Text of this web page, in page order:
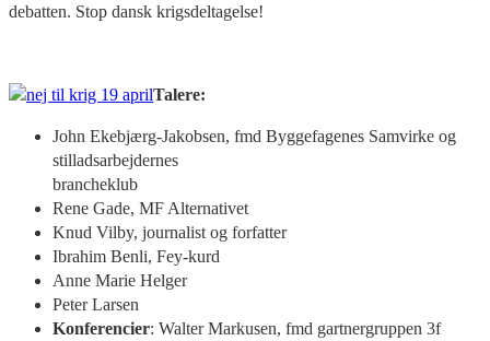
debatten. Stop dansk krigsdeltagelse!
Talere:
John Ekebjærg-Jakobsen, fmd Byggefagenes Samvirke og
stilladsarbejdernes
brancheklub
Rene Gade, MF Alternativet
Knud Vilby, journalist og forfatter
Ibrahim Benli, Fey-kurd
Anne Marie Helger
Peter Larsen
Konferencier: Walter Markusen, fmd gartnergruppen 3f